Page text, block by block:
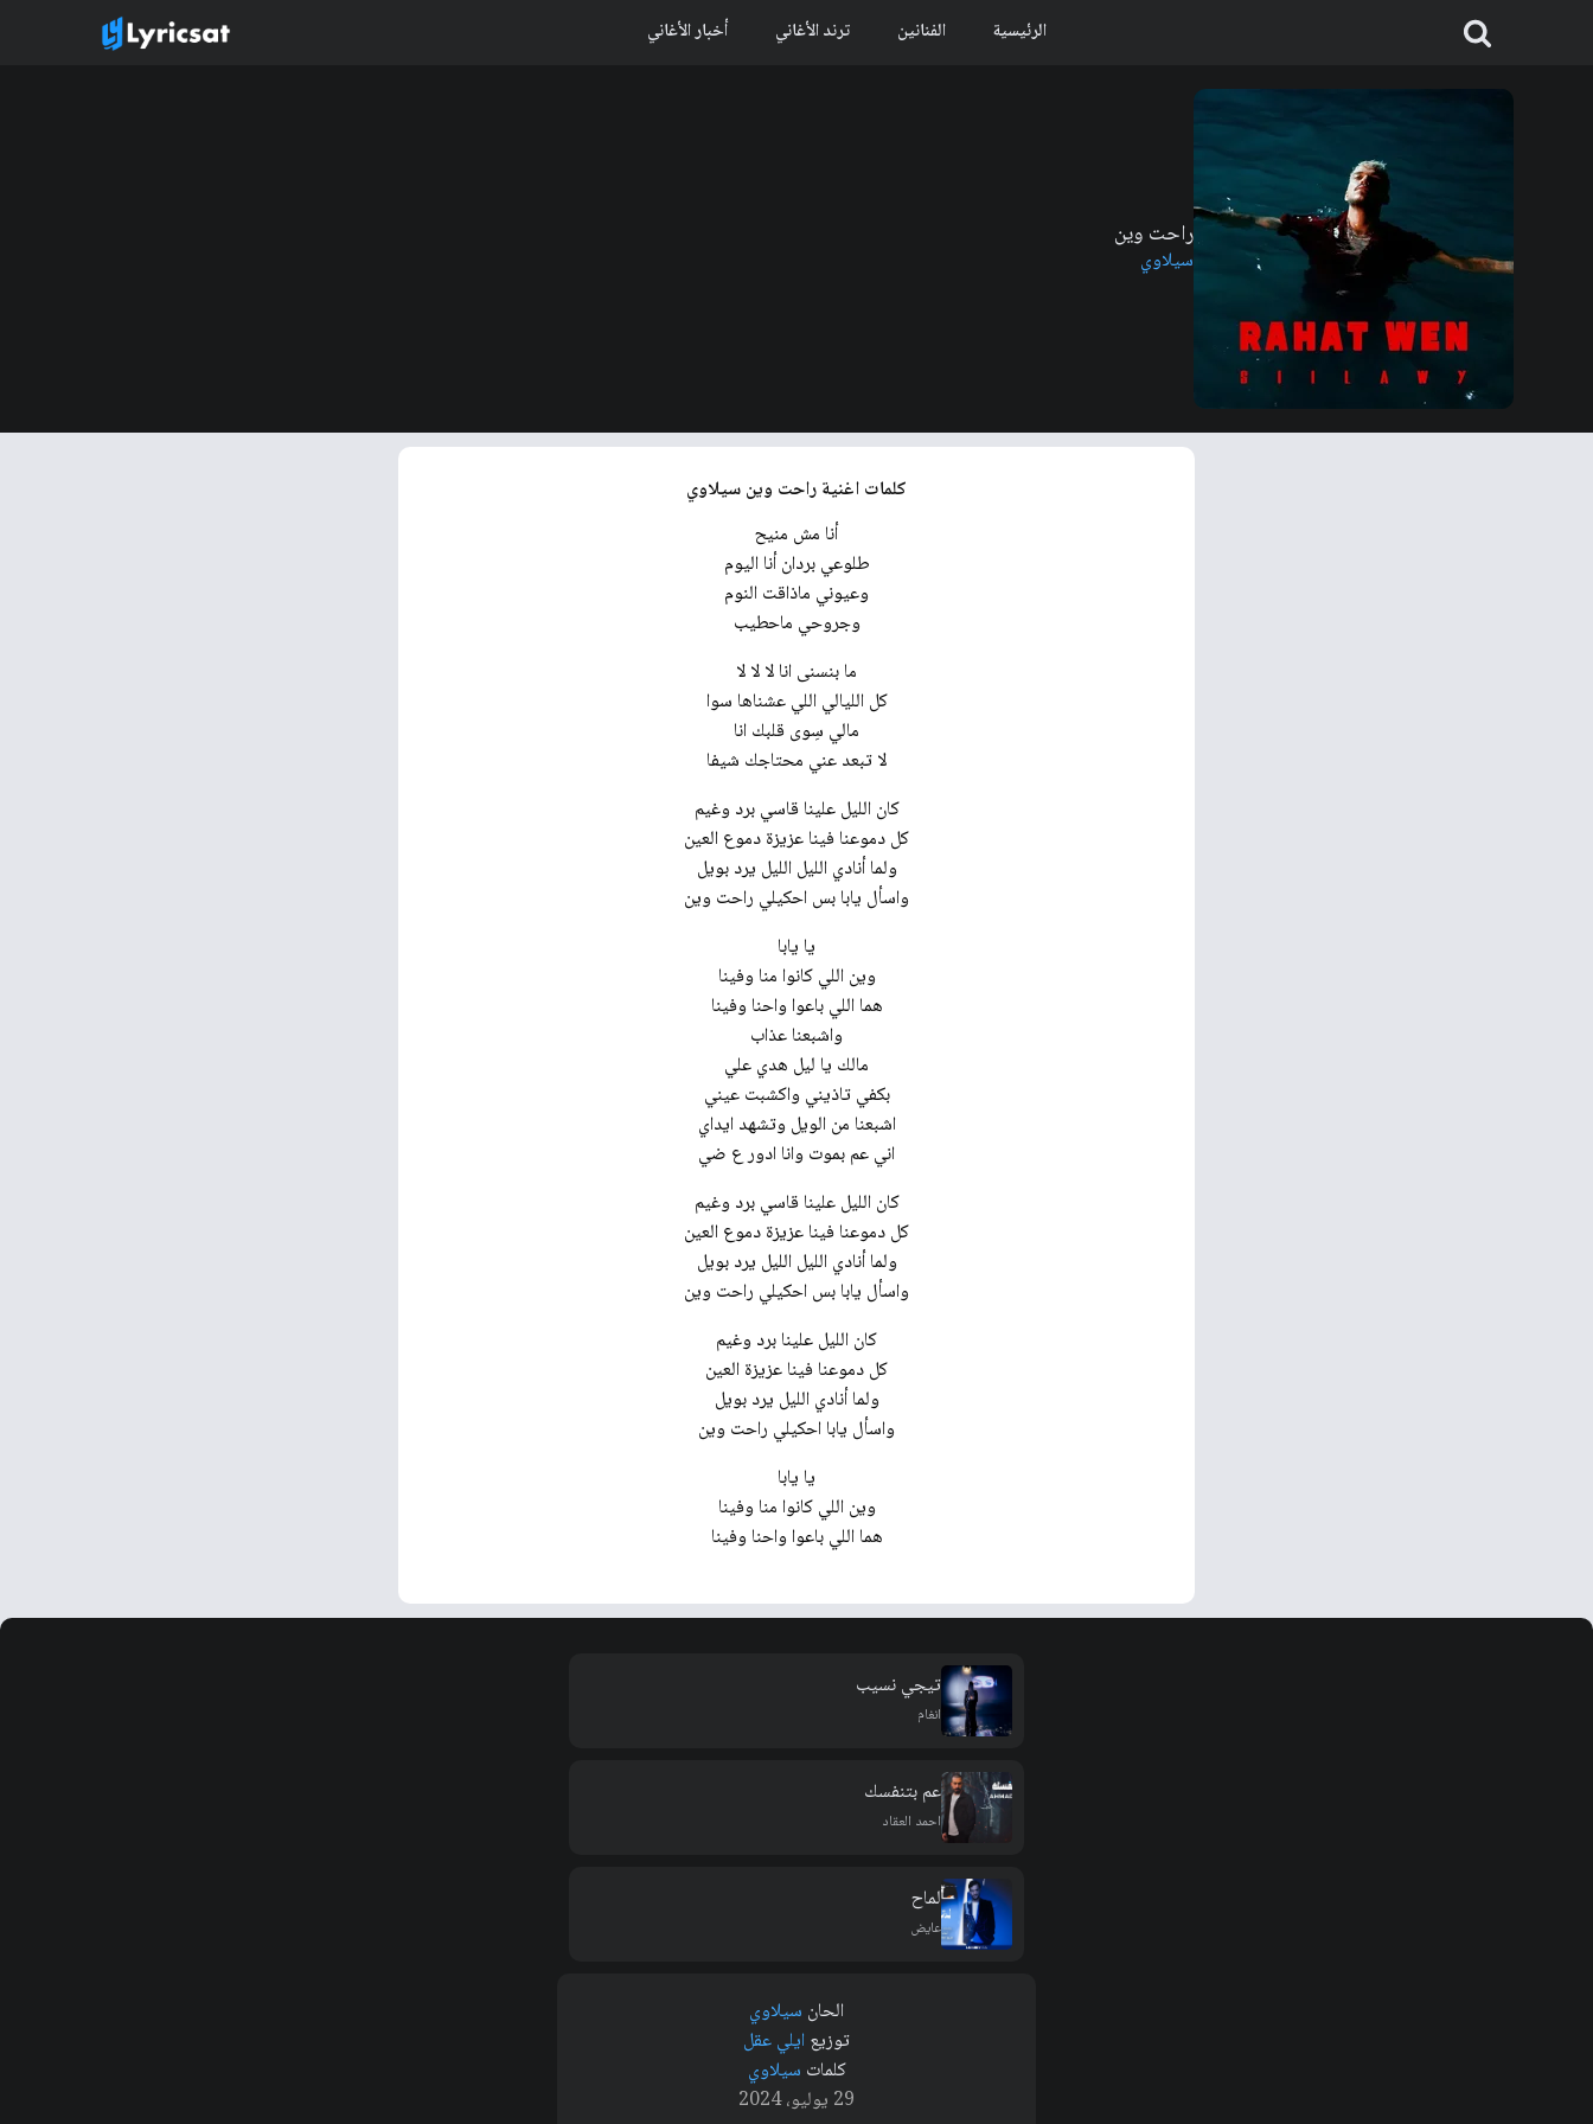
الرئيسية الفنانين ترند الأغاني أخبار الأغاني
راحت وين
سيلاوي
كلمات اغنية راحت وين سيلاوي
أنا مش منيح
طلوعي بردان أنا اليوم
وعيوني ماذاقت النوم
وجروحي ماحطيب
ما بنسنى انا لا لا لا
كل الليالي اللي عشناها سوا
مالي سِوى قلبك انا
لا تبعد عني محتاجك شيفا
كان الليل علينا قاسي برد وغيم
كل دموعنا فينا عزيزة دموع العين
ولما أنادي الليل الليل يرد بويل
واسأل يابا بس احكيلي راحت وين
يا يابا
وين اللي كانوا منا وفينا
هما اللي باعوا واحنا وفينا
واشبعنا عذاب
مالك يا ليل هدي علي
بكفي تاذيني واكشبت عيني
اشبعنا من الويل وتشهد ايداي
اني عم بموت وانا ادور ع ضي
كان الليل علينا قاسي برد وغيم
كل دموعنا فينا عزيزة دموع العين
ولما أنادي الليل الليل يرد بويل
واسأل يابا بس احكيلي راحت وين
كان الليل علينا برد وغيم
كل دموعنا فينا عزيزة العين
ولما أنادي الليل يرد بويل
واسأل يابا احكيلي راحت وين
يا يابا
وين اللي كانوا منا وفينا
هما اللي باعوا واحنا وفينا
تيجي نسيب
انغام
عم بتنفسك
احمد العقاد
لماح
عايض
الحان سيلاوي
توزيع ايلي عقل
كلمات سيلاوي
29 يوليو، 2024